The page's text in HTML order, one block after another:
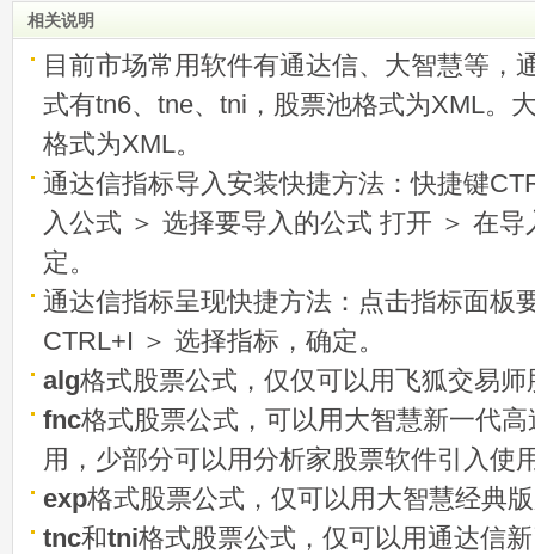
相关说明
目前市场常用软件有通达信、大智慧等，
式有tn6、tne、tni，股票池格式为XML。
格式为XML。
通达信指标导入安装快捷方法：快捷键
入公式 ＞ 选择要导入的公式 打开 ＞ 在
定。
通达信指标呈现快捷方法：点击指标面板
CTRL+I ＞ 选择指标，确定。
alg格式股票公式，仅仅可以用飞狐交易
fnc格式股票公式，可以用大智慧新一代
用，少部分可以用分析家股票软件引入使
exp格式股票公式，仅可以用大智慧经典
tnc和tni格式股票公式，仅可以用通达信